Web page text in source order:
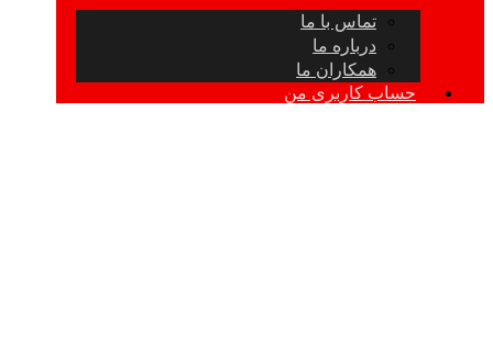
تماس با ما
درباره ما
همکاران ما
حساب کاربری من